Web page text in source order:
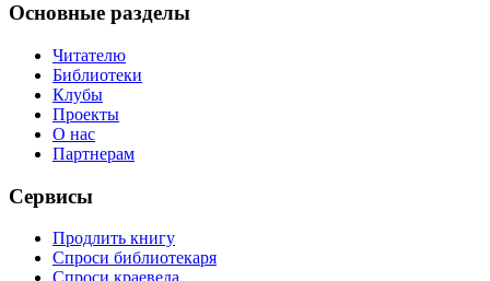
Основные разделы
Читателю
Библиотеки
Клубы
Проекты
О нас
Партнерам
Сервисы
Продлить книгу
Спроси библиотекаря